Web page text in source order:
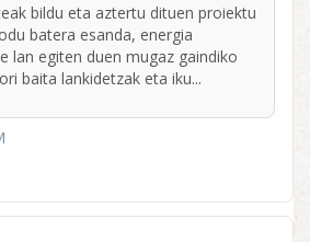
bildu eta aztertu dituen proiektu
batera esanda, energia
lan egiten duen mugaz gaindiko
baita lankidetzak eta iku...